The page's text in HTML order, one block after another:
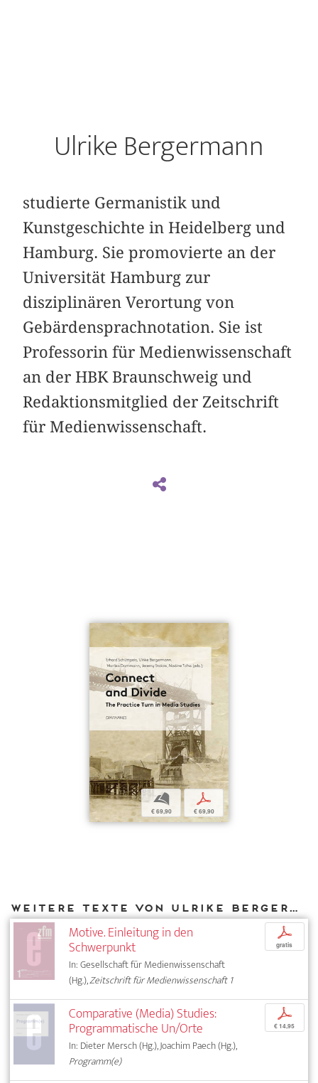
Ulrike Bergermann
studierte Germanistik und
Kunstgeschichte in Heidelberg und
Hamburg. Sie promovierte an der
Universität Hamburg zur
disziplinären Verortung von
Gebärdensprachnotation. Sie ist
Professorin für Medienwissenschaft
an der HBK Braunschweig und
Redaktionsmitglied der Zeitschrift
für Medienwissenschaft.
b
€ 69,90
p
€ 69,90
Weitere Texte von Ulrike Bergermann bei DIAPHANES
Motive. Einleitung in den
Schwerpunkt
In: Gesellschaft für Medienwissenschaft
(Hg.),Zeitschrift für Medienwissenschaft 1
p
gratis
Comparative (Media) Studies:
Programmatische Un/Orte
In: Dieter Mersch (Hg.), Joachim Paech (Hg.),
Programm(e)
p
€ 14,95